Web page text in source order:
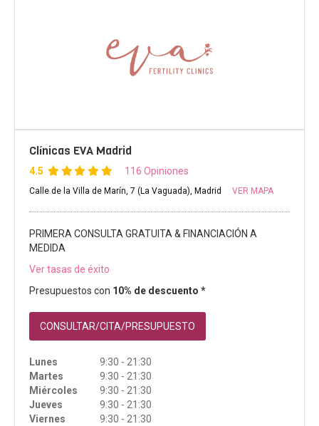
Clínicas EVA Madrid
4.5 116 Opiniones
Calle de la Villa de Marín, 7 (La Vaguada), Madrid VER MAPA
PRIMERA CONSULTA GRATUITA & FINANCIACIÓN A
MEDIDA
Ver tasas de éxito
Presupuestos con 10% de descuento *
CONSULTAR/CITA/PRESUPUESTO
Lunes
9:30 - 21:30
Martes
9:30 - 21:30
Miércoles
9:30 - 21:30
Jueves
9:30 - 21:30
Viernes
9:30 - 21:30